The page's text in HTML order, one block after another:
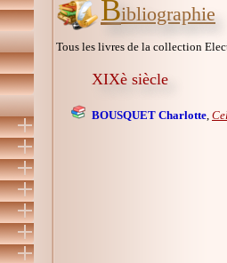
Bibliographie
Tous les livres de la collection
XIXè siècle
BOUSQUET Charlotte,